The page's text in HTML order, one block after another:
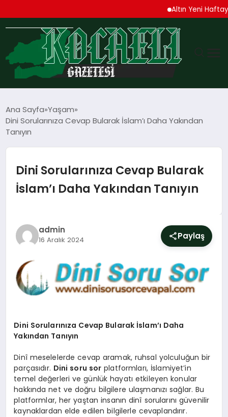
Altın Yeni Haftaya
SPOR
SIYASET
YAŞAM
DÜNYA
EĞITIM
Ana Sayfa Yaşam
Dini Sorularınıza Cevap Bularak İslam’ı Daha Yakından
Tanıyın
Dini Sorularınıza Cevap Bularak
İslam’ı Daha Yakından Tanıyın
admin
16 Aralık 2024 Paylaş
Dini Sorularınıza Cevap Bularak İslam’ı Daha
Yakından Tanıyın
Dinî meselelerde cevap aramak, ruhsal yolculuğun bir
parçasıdır. Dini soru sor platformları, İslamiyet’in
temel değerleri ve günlük hayatı etkileyen konular
hakkında net ve doğru bilgilere ulaşmanızı sağlar. Bu
platformlar, her yaştan insanın dinî sorularını güvenilir
kaynaklardan elde edilen bilgilerle cevaplandırır.